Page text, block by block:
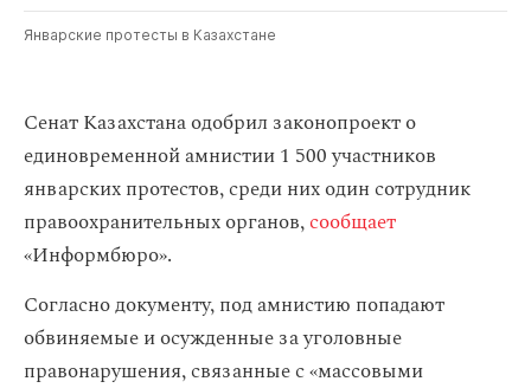
Январские протесты в Казахстане
Сенат Казахстана одобрил законопроект о
единовременной амнистии 1 500 участников
январских протестов, среди них один сотрудник
правоохранительных органов,сообщает
«Информбюро».
Согласно документу, под амнистию попадают
обвиняемые и осужденные за уголовные
правонарушения, связанные с «массовыми